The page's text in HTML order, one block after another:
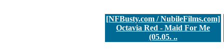
[NFBusty.com / NubileFilms.com]
Octavia Red - Maid For Me
(05.05. ..